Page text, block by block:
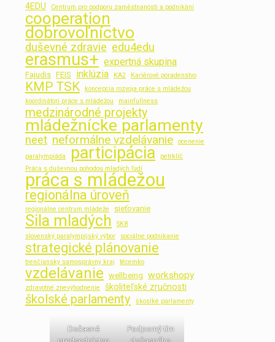
4EDU Centrum pro podporu zaměstnanosti a podnikání
cooperation
dobrovoľníctvo
duševné zdravie edu4edu
erasmus+ expertná skupina
Fajudis FEIS inklúzia KA2 Kariérové poradenstvo
KMP TSK
koncepcia rozvoja práce s mládežou
koordinátori práce s mládežou
mainfullness
medzinárodné projekty
mládežnícke parlamenty
neet neformálne vzdelávanie
ocenenie
paralympiáda
participácia
petrklíč
Práca s duševnou pohodou mladých ľudí
práca s mládežou
regionálna úroveň
regionálne centrum mládeže sieťovanie
Sila mladých
SK8
slovenský paralympijský výbor
sociálne podnikanie
strategické plánovanie
trenčiansky samosprávny kraj técemko
vzdelávanie wellbeing workshopy
zdravotné znevýhodnenie školiteľské zručnosti
školské parlamenty škoslké parlamenty
Dočasné
Podporný tím